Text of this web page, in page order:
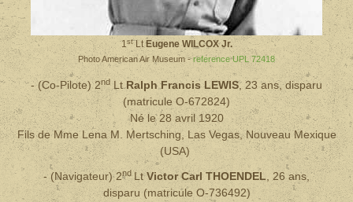
1st Lt Eugene WILCOX Jr.
Photo American Air Museum -reference UPL 72418
- (Co-Pilote) 2nd LtRalph Francis LEWIS, 23 ans, disparu
(matricule O-672824)
Né le 28 avril 1920
Fils de Mme Lena M. Mertsching, Las Vegas, Nouveau Mexique
(USA)
- (Navigateur)2ndLtVictor Carl THOENDEL , 26 ans,
disparu (matricule O-736492)